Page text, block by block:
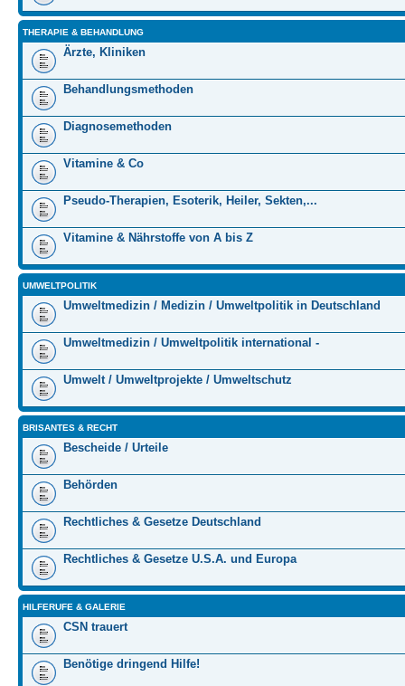
THERAPIE & BEHANDLUNG
Ärzte, Kliniken
Behandlungsmethoden
Diagnosemethoden
Vitamine & Co
Pseudo-Therapien, Esoterik, Heiler, Sekten,...
Vitamine & Nährstoffe von A bis Z
UMWELTPOLITIK
Umweltmedizin / Medizin / Umweltpolitik in Deutschland
Umweltmedizin / Umweltpolitik international -
Umwelt / Umweltprojekte / Umweltschutz
BRISANTES & RECHT
Bescheide / Urteile
Behörden
Rechtliches & Gesetze Deutschland
Rechtliches & Gesetze U.S.A. und Europa
HILFERUFE & GALERIE
CSN trauert
Benötige dringend Hilfe!